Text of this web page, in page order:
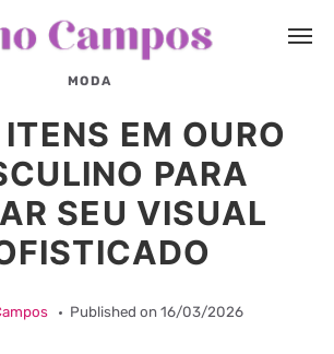
MODA
EM OURO
PARA
SEU VISUAL
Published on16/03/2026